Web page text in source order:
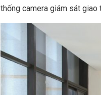
thống camera giám sát